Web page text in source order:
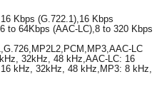
Kbps (G.722.1),16 Kbps
to 64Kbps (AAC-LC),8 to 320 Kbps
LC
32kHz, 48 kHz,AAC-LC: 16
kHz, 32kHz, 48 kHz,MP3: 8 kHz,